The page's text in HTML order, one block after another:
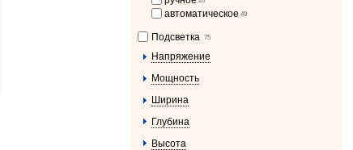
автоматическое 49
Подсветка 75
Напряжение
Мощность
Ширина
Глубина
Высота